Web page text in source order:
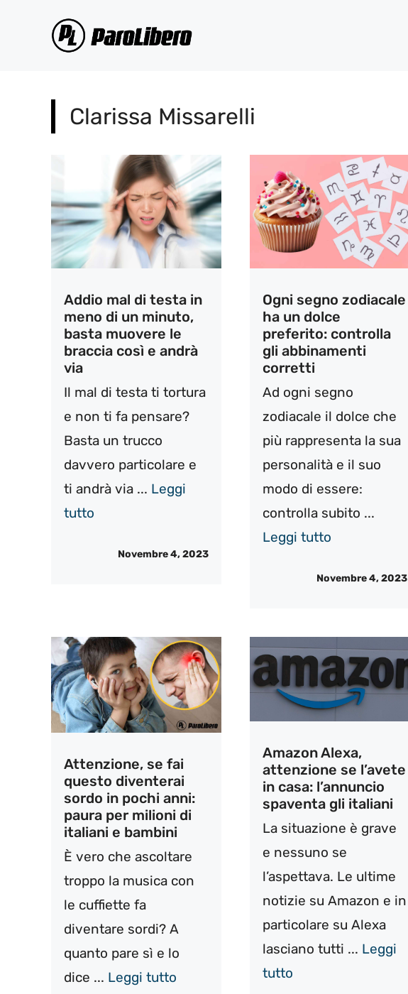
Clarissa Missarelli
Addio mal di testa in
meno di un minuto,
basta muovere le
braccia così e andrà
via
Il mal di testa ti tortura
e non ti fa pensare?
Basta un trucco
davvero particolare e
ti andrà via ... Leggi
tutto
Novembre 4, 2023
Ogni segno zodiacale
ha un dolce
preferito: controlla
gli abbinamenti
corretti
Ad ogni segno
zodiacale il dolce che
più rappresenta la sua
personalità e il suo
modo di essere:
controlla subito ...
Leggi tutto
Novembre 4, 2023
Attenzione, se fai
questo diventerai
sordo in pochi anni:
paura per milioni di
italiani e bambini
È vero che ascoltare
troppo la musica con
le cuffiette fa
diventare sordi? A
quanto pare sì e lo
dice ... Leggi tutto
Amazon Alexa,
attenzione se l’avete
in casa: l’annuncio
spaventa gli italiani
La situazione è grave
e nessuno se
l’aspettava. Le ultime
notizie su Amazon e in
particolare su Alexa
lasciano tutti ... Leggi
tutto